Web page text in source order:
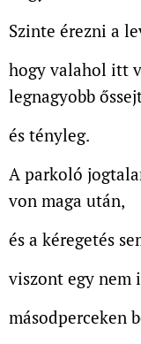
Szinte érezni a
hogy valahol itt
legnagyobb
és tényleg.
A parkoló
von maga után,
és a kéregetés
viszont egy
másodperceken